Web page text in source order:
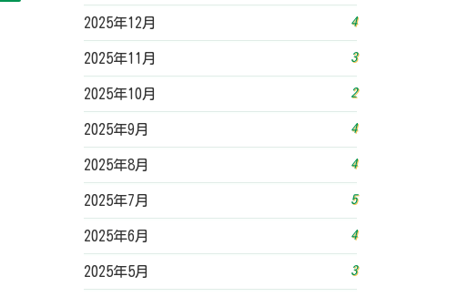
2025年12月 4
2025年11月 3
2025年10月 2
2025年9月 4
2025年8月 4
2025年7月 5
2025年6月 4
2025年5月 3